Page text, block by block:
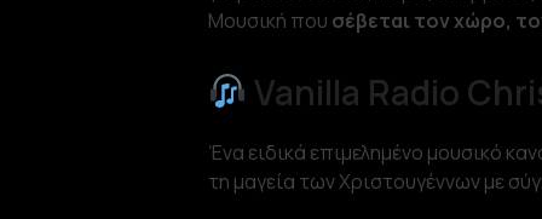
Μουσική που σέβεται τον χώρο,
Vanilla Radio
Ένα ειδικά επιμελημένο μουσικό
τη μαγεία των Χριστουγέννων με